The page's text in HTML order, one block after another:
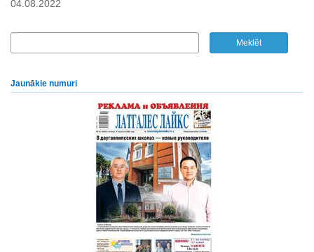
04.08.2022
Jaunākie numuri